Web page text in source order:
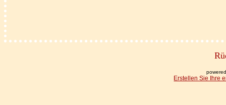
Erstellen Sie Ihre